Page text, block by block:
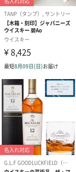
CerisierPLUS（セ
「セリジエプラス」
商品はサンドブラス
付けて、すりガラス
を行っております。
結婚や誕生日、還暦
別な記念日のため
なギフトをつくりた
と思えるギフトを販